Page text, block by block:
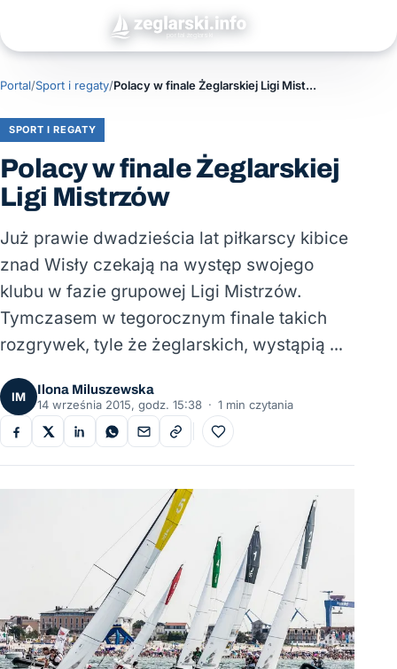
Portal/Sport i regaty/ Polacy w finale Żeglarskiej Ligi Mistrzów
SPORT I REGATY
Polacy w finale Żeglarskiej
Ligi Mistrzów
Już prawie dwadzieścia lat piłkarscy kibice
znad Wisły czekają na występ swojego
klubu w fazie grupowej Ligi Mistrzów.
Tymczasem w tegorocznym finale takich
rozgrywek, tyle że żeglarskich, wystąpią …
IM
Ilona Miluszewska
14 września 2015, godz. 15:38 · 1 min czytania
Do ulubionych